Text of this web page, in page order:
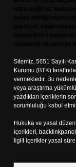
Sitemiz, 5651 Sayılı
Kurumu (BTK)
vermektedir. Bu
veya araştırma
yazdıkları içeriklerin
sorumluluğu kabul
Hukuka ve yasal
içerikleri,
ilgili içerikler yasal süre